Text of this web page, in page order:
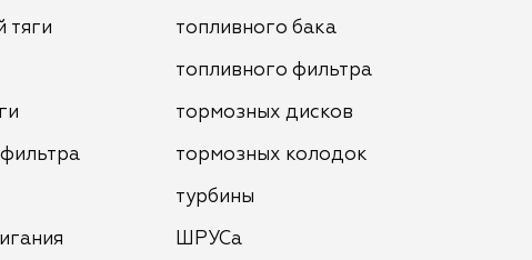
тяги топливного бака
топливного фильтра
тормозных дисков
тормозных колодок
турбины
ШРУСа